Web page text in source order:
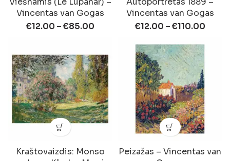
Vincentas van Gogas
€12.00 –€85.00
Vincentas van Gogas
€12.00 –€110.00
Kraštovaizdis: Monso
Peizažas – Vincentas van